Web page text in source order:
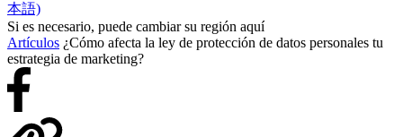
本語)
Si es necesario, puede cambiar su región aquí
Artículos ¿Cómo afecta la ley de protección de datos personales tu
estrategia de marketing?